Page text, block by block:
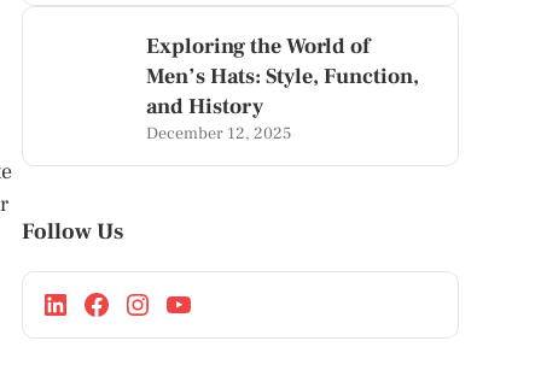
Exploring the World of
Men’s Hats: Style, Function,
and History
December 12, 2025
Follow Us